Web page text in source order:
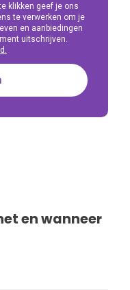
klikken geef je ons
te verwerken om je
en aanbiedingen
uitschrijven.
en wanneer